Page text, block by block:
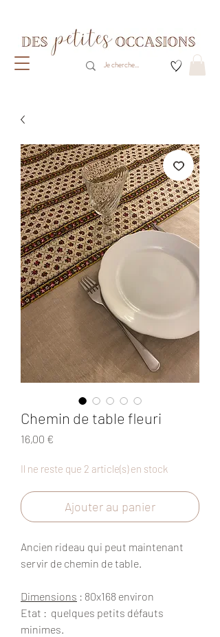
Chemin de table fleuri
16,00 €
Il ne reste que 2 article(s) en stock
Ajouter au panier
Ancien rideau qui peut maintenant
servir de chemin de table.
Dimensions : 80x168 environ
Etat : quelques petits défauts
minimes.